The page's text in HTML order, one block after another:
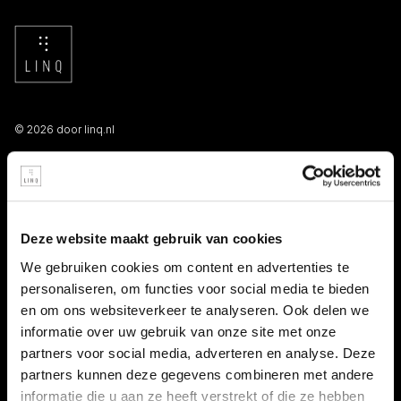
Deze website maakt gebruik van cookies
We gebruiken cookies om content en advertenties te
personaliseren, om functies voor social media te bieden
en om ons websiteverkeer te analyseren. Ook delen we
informatie over uw gebruik van onze site met onze
partners voor social media, adverteren en analyse. Deze
partners kunnen deze gegevens combineren met andere
informatie die u aan ze heeft verstrekt of die ze hebben
© 2026 door linq.nl
LINKS
Persooneelsgids uitzendkrachten
Antidiscriminatiebeleid
Klacht indienen